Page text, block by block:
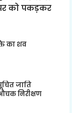
को पकड़कर
का शव
जाति
निरीक्षण